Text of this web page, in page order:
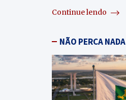
Continue lendo
NÃO PERCA NADA